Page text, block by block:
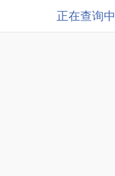
正在查询中